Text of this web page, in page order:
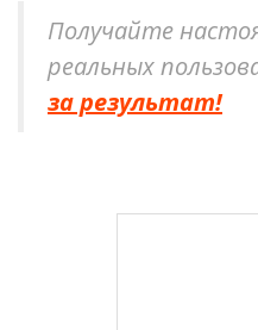
Получайте
реальных
за результат!